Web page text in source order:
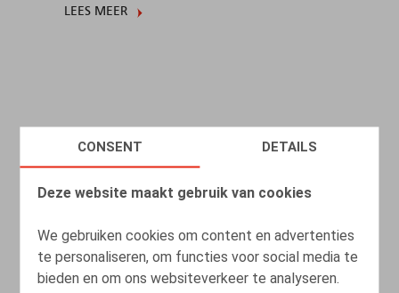
CONSENT DETAILS
Deze website maakt gebruik van cookies
We gebruiken cookies om content en advertenties
te personaliseren, om functies voor social media te
bieden en om ons websiteverkeer te analyseren.
LEES MEER